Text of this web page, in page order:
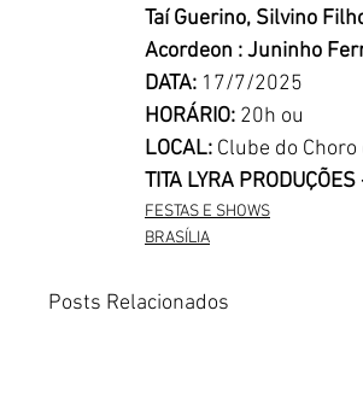
Taí Guerino, Silvino
Acordeon : Juninho
DATA: 17/7/2025
HORÁRIO: 20h ou
LOCAL: Clube do
TITA LYRA
FESTAS E SHOWS
BRASÍLIA
Posts Relacionados